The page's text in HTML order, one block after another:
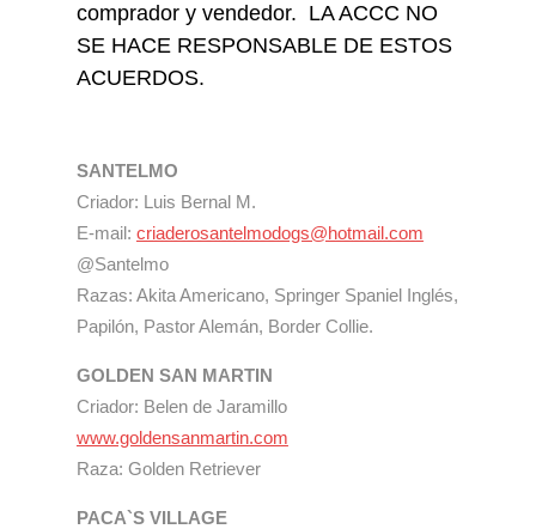
comprador y vendedor. LA ACCC NO
SE HACE RESPONSABLE DE ESTOS
ACUERDOS.
SANTELMO
Criador: Luis Bernal M.
E-mail: criaderosantelmodogs@hotmail.com
@Santelmo
Razas: Akita Americano, Springer Spaniel Inglés,
Papilón, Pastor Alemán, Border Collie.
GOLDEN SAN MARTIN
Criador: Belen de Jaramillo
www.goldensanmartin.com
Raza: Golden Retriever
PACA`S VILLAGE